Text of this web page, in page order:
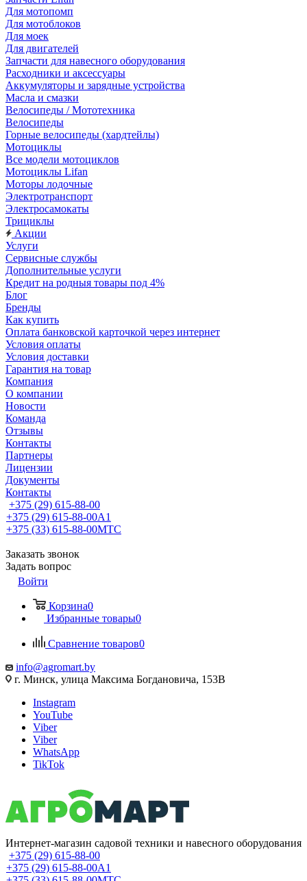
Для мотопомп
Для мотоблоков
Для моек
Для двигателей
Запчасти для навесного оборудования
Расходники и аксессуары
Аккумуляторы и зарядные устройства
Масла и смазки
Велосипеды / Мототехника
Велосипеды
Горные велосипеды (хардтейлы)
Мотоциклы
Все модели мотоциклов
Мотоциклы Lifan
Моторы лодочные
Электротранспорт
Электросамокаты
Трициклы
Акции
Услуги
Сервисные службы
Дополнительные услуги
Кредит на родныя товары под 4%
Блог
Бренды
Как купить
Оплата банковской карточкой через интернет
Условия оплаты
Условия доставки
Гарантия на товар
Компания
О компании
Новости
Команда
Отзывы
Контакты
Партнеры
Лицензии
Документы
Контакты
+375 (29) 615-88-00
+375 (29) 615-88-00A1
+375 (33) 615-88-00МТС
Заказать звонок
Задать вопрос
Войти
Корзина0
Избранные товары0
Сравнение товаров0
info@agromart.by
г. Минск, улица Максима Богдановича, 153В
Instagram
YouTube
Viber
Viber
WhatsApp
TikTok
Интернет-магазин садовой техники и навесного оборудования
+375 (29) 615-88-00
+375 (29) 615-88-00A1